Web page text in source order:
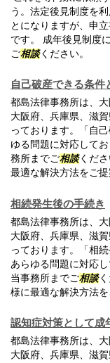
う。法定後見制度を
とになりますが、申
です。 成年後見制度
ご相談ください。
自己破産できる条件
都島法律事務所は、
大阪府、兵庫県、滋
っております。「自
ゆる問題に対応して
務所までご相談くだ
最適な解決方法をご
相続発生後の手続き
都島法律事務所は、
大阪府、兵庫県、滋
っております。「相
あらゆる問題に対応
当事務所までご相談
様に最適な解決方法を
認知症対策として成
都島法律事務所は、
大阪府、兵庫県、滋